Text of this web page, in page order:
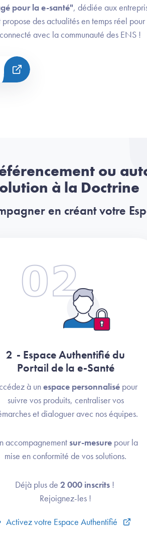
pour la e-santé", dédiée aux
des actualités en temps réel pour
avec la communauté des ENS !
ou
à la Doctrine
en créant votre
2 - Espace Authentifié du
Portail de la e-Santé
à unespace personnalisé pour
suivre vos produits, centraliser vos
et dialoguer avec nos équipes.
accompagnement sur-mesurepour la
mise en conformité de vos solutions.
Déjà plus de 2 000 inscrits!
Rejoignez-les !
Activez votre Espace Authentifié